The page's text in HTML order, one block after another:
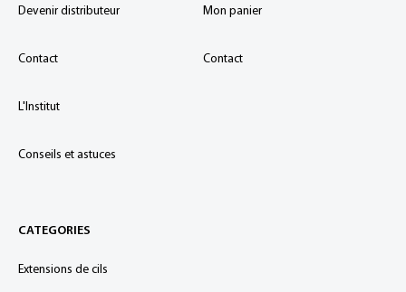
Devenir distributeur
Contact
L'Institut
Conseils et astuces
Mon panier
Contact
CATEGORIES
Extensions de cils